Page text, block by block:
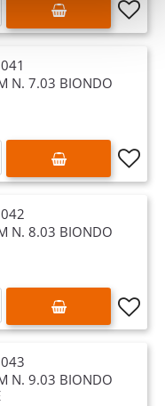
N. 7.03 BIONDO
Quantità
N. 8.03 BIONDO
Quantità
N. 9.03 BIONDO